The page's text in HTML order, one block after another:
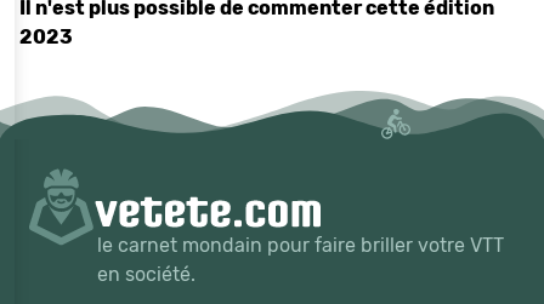
Il n'est plus possible de commenter cette édition
2023
le carnet mondain pour faire briller votre VTT
en société.